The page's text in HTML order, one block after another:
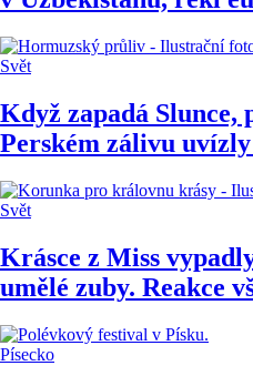
Svět
Když zapadá Slunce,
Perském zálivu
Svět
Krásce z Miss
umělé zuby. Reakce
Písecko